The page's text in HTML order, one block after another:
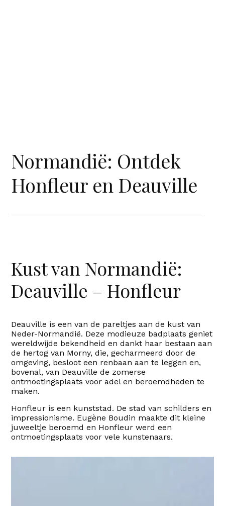
Normandië: Ontdek
Honfleur en Deauville
Kust van Normandië:
Deauville – Honfleur
Deauville is een van de pareltjes aan de kust van
Neder-Normandië. Deze modieuze badplaats geniet
wereldwijde bekendheid en dankt haar bestaan ​​aan
de hertog van Morny, die, gecharmeerd door de
omgeving, besloot een renbaan aan te leggen en,
bovenal, van Deauville de zomerse
ontmoetingsplaats voor adel en beroemdheden te
maken.
Honfleur is een kunststad. De stad van schilders en
impressionisme. Eugène Boudin maakte dit kleine
juweeltje beroemd en Honfleur werd een
ontmoetingsplaats voor vele kunstenaars.